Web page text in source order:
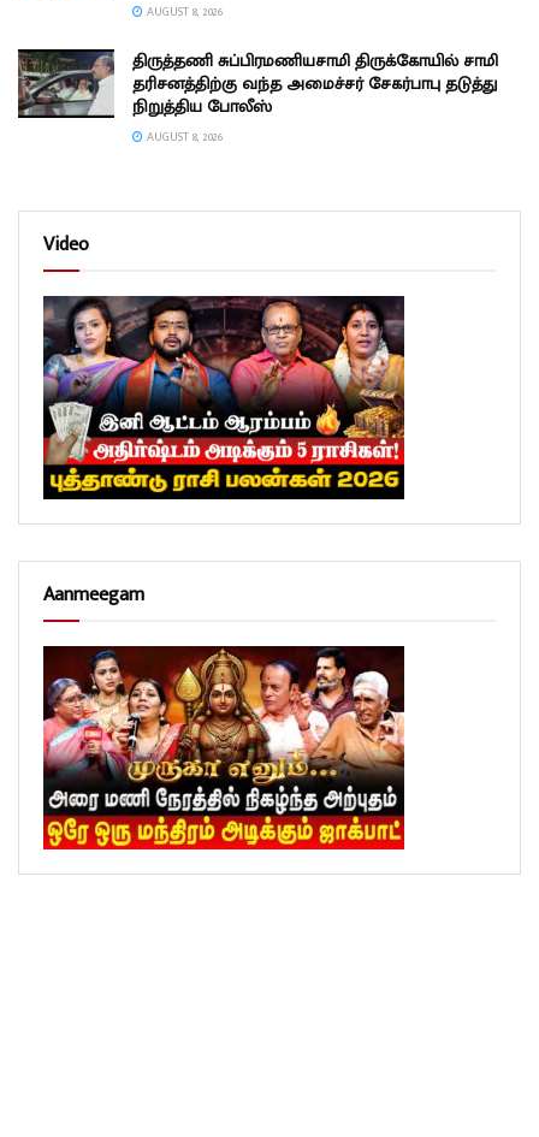
AUGUST 8, 2026
திருத்தணி சுப்பிரமணியசாமி திருக்கோயில் சாமி
தரிசனத்திற்கு வந்த அமைச்சர் சேகர்பாபு தடுத்து
நிறுத்திய போலீஸ்
AUGUST 8, 2026
Video
Aanmeegam